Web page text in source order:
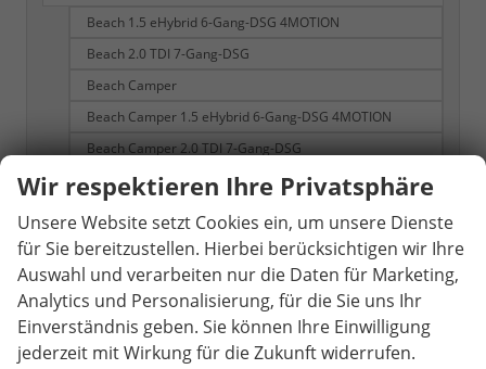
Beach 1.5 eHybrid 6-Gang-DSG 4MOTION
Beach 2.0 TDI 7-Gang-DSG
Beach Camper
Beach Camper 1.5 eHybrid 6-Gang-DSG 4MOTION
Beach Camper 2.0 TDI 7-Gang-DSG
Beach Camper eHybrid 4MOTION
Beach Tour
Beach Tour eHybrid 4MOTION
California Beach
California Beach Camper
T7 Multivan309
Wir respektieren Ihre Privatsphäre
Unsere Website setzt Cookies ein, um unsere Dienste
für Sie bereitzustellen. Hierbei berücksichtigen wir Ihre
Auswahl und verarbeiten nur die Daten für Marketing,
Analytics und Personalisierung, für die Sie uns Ihr
Einverständnis geben. Sie können Ihre Einwilligung
jederzeit mit Wirkung für die Zukunft widerrufen.